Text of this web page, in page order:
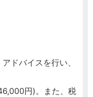
ドバイスを行い、
円)。また、税